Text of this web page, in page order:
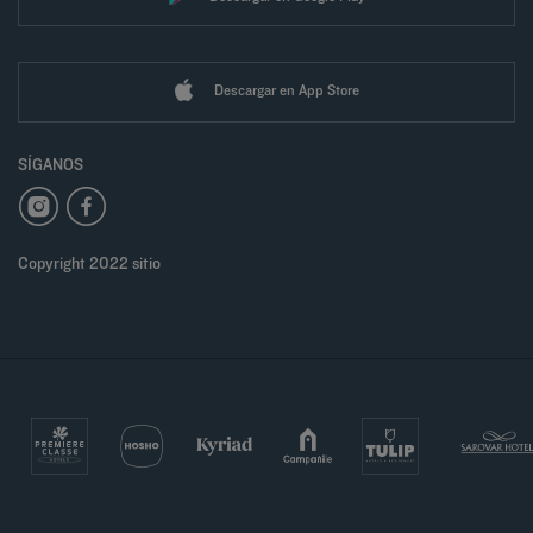
Descargar en App Store
SÍGANOS
Copyright 2022 sitio